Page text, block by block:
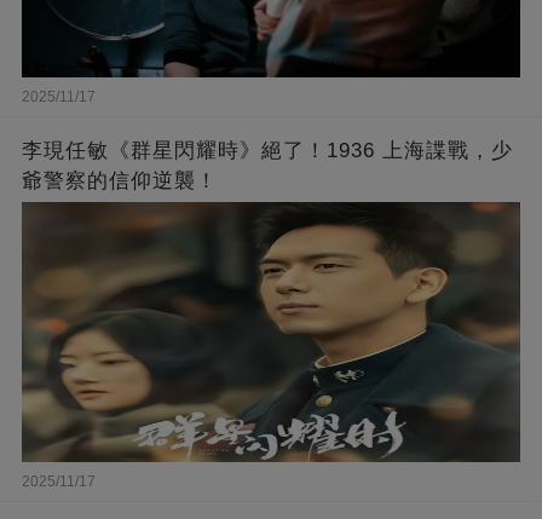
2025/11/17
李現任敏《群星閃耀時》絕了！1936 上海諜戰，少
爺警察的信仰逆襲！
2025/11/17